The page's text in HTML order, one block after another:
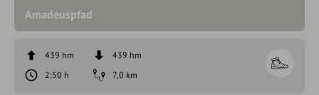
Amadeuspfad
439 hm
439 hm
2:50 h
7,0 km